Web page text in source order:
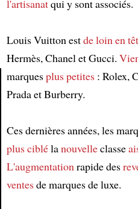
l'artisanatqui y sont associés.
Louis Vuitton estde loinen
Hermès, Chanel et Gucci.
marquesplus petites: Rolex,
Prada et Burberry.
Ces dernières années, les
plusciblélanouvelleclasse
L'augmentationrapide des
ventesde marques de luxe.